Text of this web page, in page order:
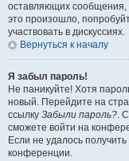
оставляющих
это произошло,
участвовать в дискуссиях.
Вернуться к началу
Я забыл пароль!
Не паникуйте! Хотя
новый. Перейдите на
ссылку Забыли пароль?.
сможете войти на
Если не удалось
конференции.